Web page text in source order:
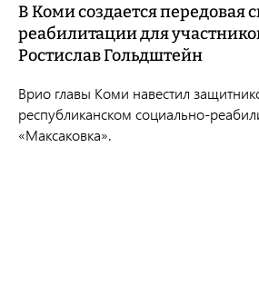
В Коми создается передовая
реабилитации для
Ростислав Гольдштейн
Врио главы Коми навестил
республиканском социально-
«Максаковка».